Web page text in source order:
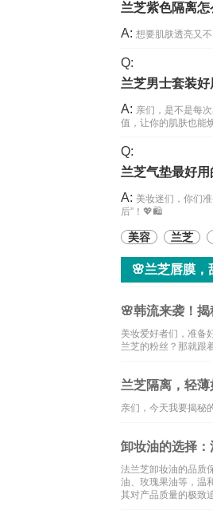
兰芝紫色隔离怎
A: 想要肌肤透亮又
Q:
兰芝男士套装好
A: 亲们，是不是每
值，让你的肌肤也能
Q:
兰芝气垫最好用
A: 美妆迷们，你们
后”！💖🛍️
美容 兰芝
🌸兰芝唇膜，
🌸韩流来袭！
美妆爱好者们，准备
兰芝的粉丝？那就跟
兰芝隔离，轻
亲们，今天我要揭秘
卸妆油的选择
法兰芝卸妆油的品质
油、玫瑰果油等，温
其对产品质量的极致